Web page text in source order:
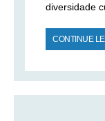
diversidade
CONTINUE